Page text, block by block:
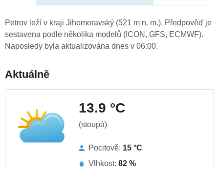
Petrov leží v kraji Jihomoravský (521 m n. m.). Předpověď je
sestavena podle několika modelů (ICON, GFS, ECMWF).
Naposledy byla aktualizována dnes v 06:00.
Aktuálně
13.9 °C
(stoupá)
Pocitově: 15 °C
Vlhkost: 82 %